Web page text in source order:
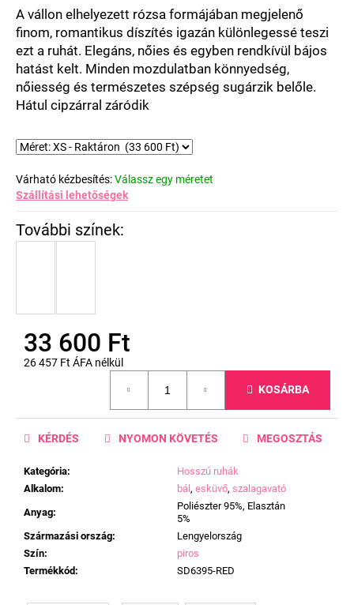
0,0
csillag.
A vállon elhelyezett rózsa formájában megjelenő
finom, romantikus díszítés igazán különlegessé teszi
ezt a ruhát. Elegáns, nőies és egyben rendkívül bájos
hatást kelt. Minden mozdulatban könnyedség,
nőiesség és természetes szépség sugárzik belőle.
Hátul cipzárral záródik
Várható kézbesítés:Válassz egy méretet
Szállítási lehetőségek
33 600 Ft
26 457 Ft ÁFA nélkül
KOSÁRBA
Kategória:
Hosszú ruhák
Alkalom: bál, esküvő, szalagavató
Anyag:
Poliészter 95%, Elasztán
5%
Származási ország:
Lengyelország
Szín:
piros
Termékkód: SD6395-RED
KÉRDÉS NYOMON KÖVETÉS MEGOSZTÁS